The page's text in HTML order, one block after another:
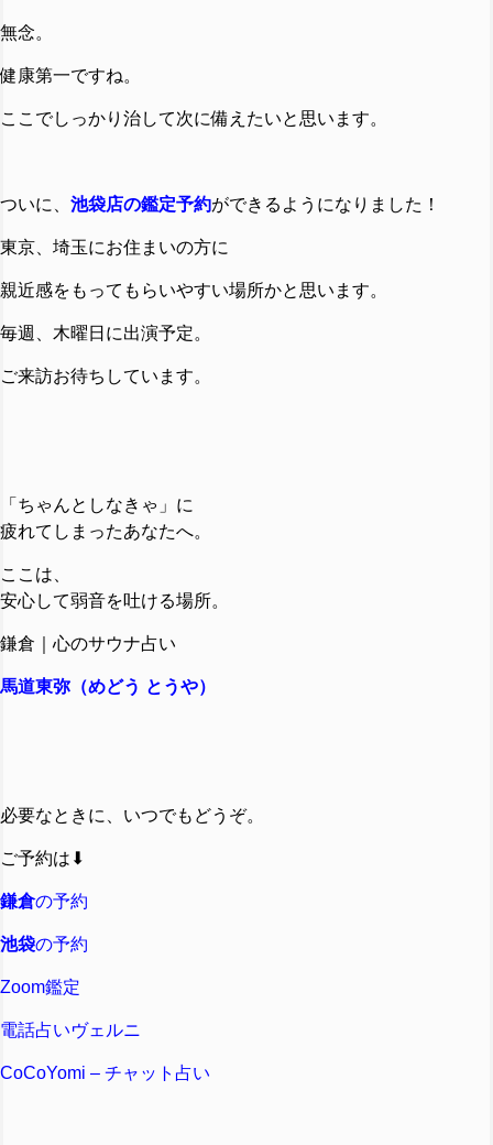
無念。
健康第一ですね。
ここでしっかり治して次に備えたいと思います。
ついに、 池袋店の鑑定予約ができるようになりました！
東京、埼玉にお住まいの方に
親近感をもってもらいやすい場所かと思います。
毎週、木曜日に出演予定。
ご来訪お待ちしています。
「ちゃんとしなきゃ」に
疲れてしまったあなたへ。
ここは、
安心して弱音を吐ける場所。
鎌倉｜心のサウナ占い
馬道東弥（めどう とうや）
必要なときに、いつでもどうぞ。
ご予約は⬇︎
鎌倉の予約
池袋の予約
Zoom鑑定
電話占いヴェルニ
CoCoYomi – チャット占い